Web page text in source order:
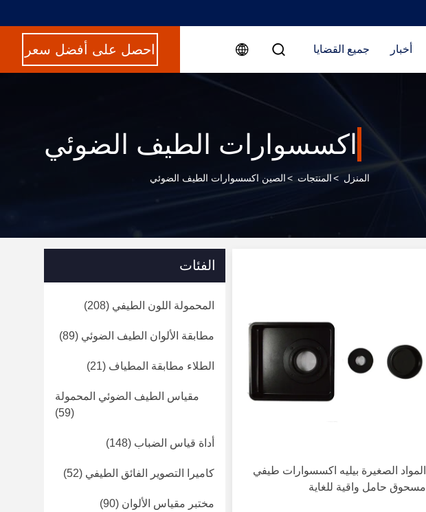
أخبار جميع القضايا احصل على أفضل سعر
اكسسوارات الطيف الضوئي
المنزل >المنتجات >الصين اكسسوارات الطيف الضوئي
المواد الصغيرة بيليه اكسسوارات طيفي
مسحوق حامل واقية للغاية
الفئات
المحمولة اللون الطيفي (208)
مطابقة الألوان الطيف الضوئي (89)
الطلاء مطابقة المطياف (21)
مقياس الطيف الضوئي المحمولة
(59)
أداة قياس الضباب (148)
كاميرا التصوير الفائق الطيفي (52)
مختبر مقياس الألوان (90)